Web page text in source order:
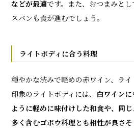
などが最適です。また、おつまみと
スパンも食が進むでしょう。
ライトボディに合う料理
穏やかな渋みで軽めの赤ワイン、ラ
印象のライトボディには、 白ワイン
ように軽めに味付けした和食や、同
多く含むゴボウ料理とも相性が良さ